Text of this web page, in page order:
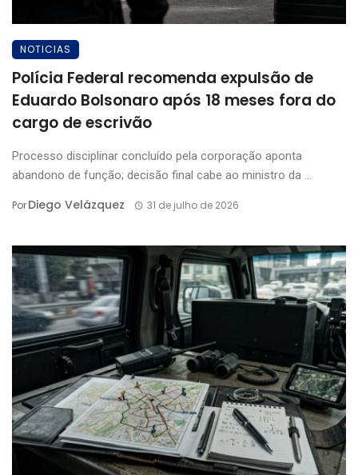
NOTICIAS
Polícia Federal recomenda expulsão de
Eduardo Bolsonaro após 18 meses fora do
cargo de escrivão
Processo disciplinar concluído pela corporação aponta
abandono de função; decisão final cabe ao ministro da ...
PorDiego Velázquez 31 de julho de 2026